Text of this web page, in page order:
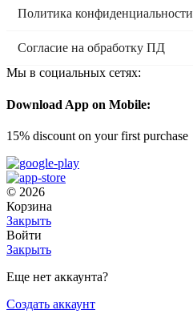
Политика конфиденциальности
Согласие на обработку ПД
Мы в социальных сетях:
Download App on Mobile:
15% discount on your first purchase
© 2026
Корзина
Закрыть
Войти
Закрыть
Еще нет аккаунта?
Создать аккаунт